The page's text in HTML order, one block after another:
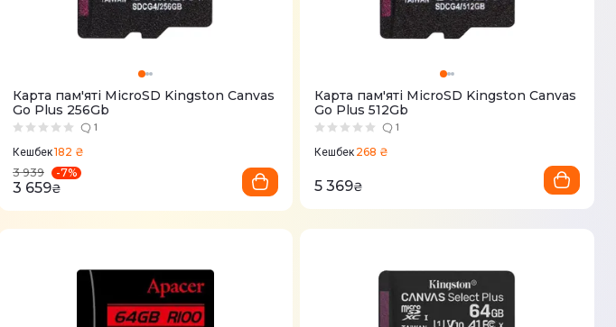
Карта пам'ятi MicroSD Kingston Canvas
Go Plus 256Gb
1
Кешбек182 ₴
3 939
-7%
3 659₴
Карта пам'ятi MicroSD Kingston Canvas
Go Plus 512Gb
1
Кешбек 268 ₴
5 369₴